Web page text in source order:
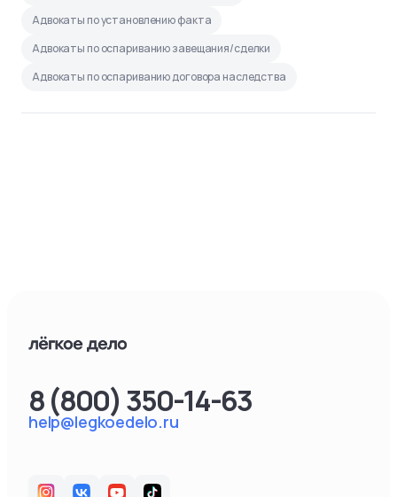
Адвокаты по установлению факта
Адвокаты по оспариванию завещания/сделки
Адвокаты по оспариванию договора наследства
help@legkoedelo.ru
8 (800) 350-14-63